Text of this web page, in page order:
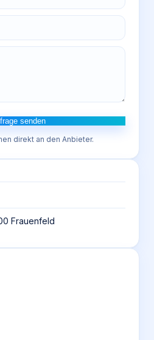
senden
direkt an den Anbieter.
Frauenfeld